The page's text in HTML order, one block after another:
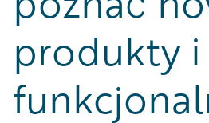
produkty i